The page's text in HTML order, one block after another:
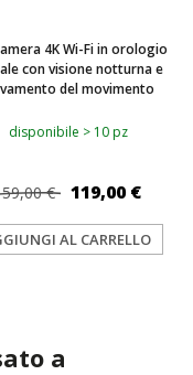
4K Wi-Fi in orologio
con visione notturna e
del movimento
disponibile > 10 pz
€ 119,00 €
AL CARRELLO
a